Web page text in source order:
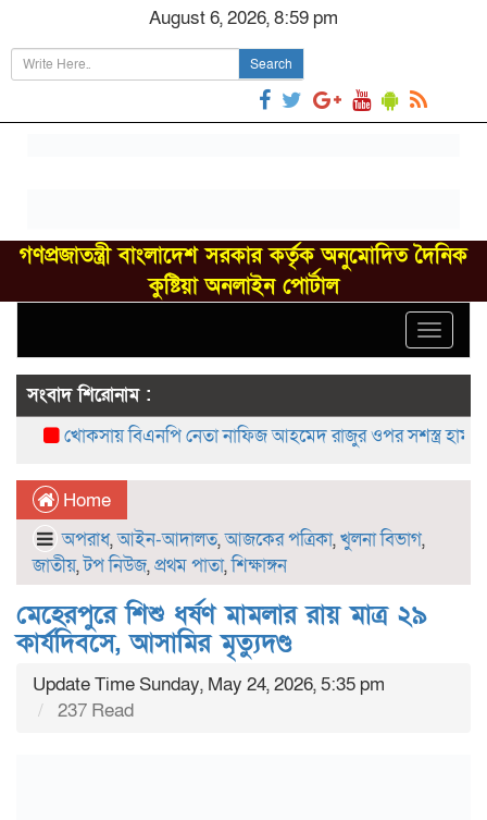
August 6, 2026, 8:59 pm
Search
গণপ্রজাতন্ত্রী বাংলাদেশ সরকার কর্তৃক অনুমোদিত দৈনিক
কুষ্টিয়া অনলাইন পোর্টাল
Toggle
সংবাদ শিরোনাম :
খোকসায় বিএনপি নেতা নাফিজ আহমেদ রাজুর ওপর সশস্ত্র হামলা,
Home
অপরাধ,আইন-আদালত,আজকের পত্রিকা,খুলনা বিভাগ,
জাতীয়,টপ নিউজ,প্রথম পাতা,শিক্ষাঙ্গন
মেহেরপুরে শিশু ধর্ষণ মামলার রায় মাত্র ২৯
কার্যদিবসে, আসামির মৃত্যুদণ্ড
Update Time Sunday, May 24, 2026, 5:35 pm
237 Read